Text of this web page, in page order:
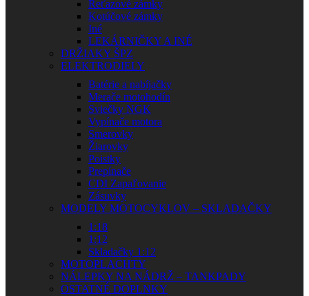
Reťazové zámky
Kotúčové zámky
Iné
LEKÁRNIČKY A INÉ
DRŽIAKY ŠPZ
ELEKTRODIELY
Batérie a nabíjačky
Merače motohodín
Sviečky NGK
Vypínače motora
Smerovky
Žiarovky
Poistky
Prepínače
CDI Zapaľovanie
Zásuvky
MODELY MOTOCYKLOV – SKLADAČKY
1:18
1:12
Skladačky 1:12
MOTOPLACHTY
NÁLEPKY NA NÁDRŽ – TANKPADY
OSTATNÉ DOPLNKY